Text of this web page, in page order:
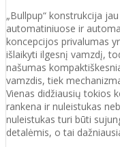
„Bullpup“ konstrukcija
automatiniuose ir
koncepcijos privalumas
išlaikyti ilgesnį vamzdį,
našumas
vamzdis, tiek
Vienas didžiausių tokios
rankena ir nuleistukas
nuleistukas turi būti
detalėmis, o tai